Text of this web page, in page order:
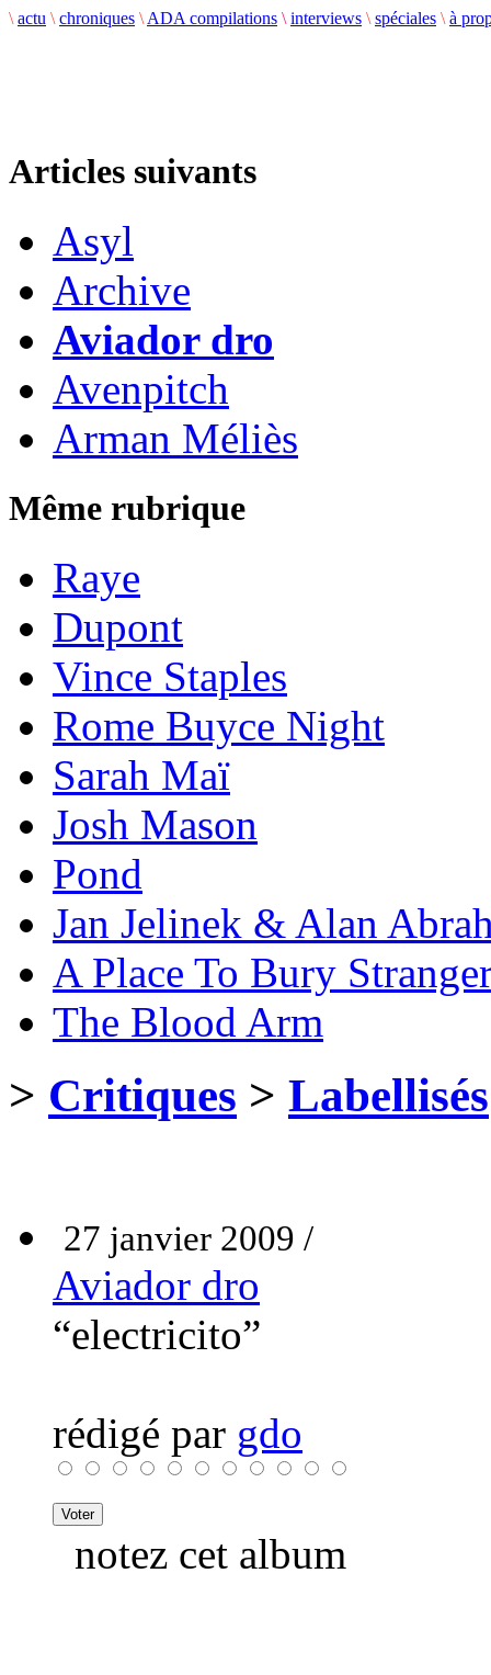
\ actu \ chroniques \ ADA compilations \ interviews \ spéciales \ à
Articles suivants
Asyl
Archive
Aviador dro
Avenpitch
Arman Méliès
Même rubrique
Raye
Dupont
Vince Staples
Rome Buyce Night
Sarah Maï
Josh Mason
Pond
Jan Jelinek & Alan
A Place To Bury
The Blood Arm
> Critiques > Labellisés
27 janvier 2009 /
Aviador dro
“electricito”
rédigé par gdo
notez cet album